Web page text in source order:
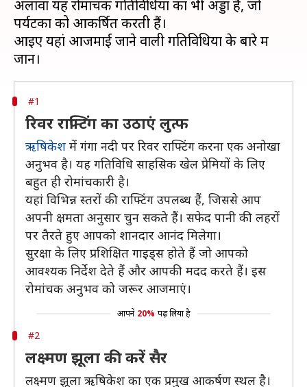
अलावा यह रोमांचक गतिविधियों का भी अड्डा है, जो
पर्यटकों को आकर्षित करती हैं।
आइए यहां आजमाई जाने वाली गतिविधियों के बारे में
#1
रिवर राफ्टिंग का उठाएं लुत्फ
ऋषिकेश में गंगा नदी पर रिवर राफ्टिंग करना एक अनोखा
अनुभव है। यह गतिविधि साहसिक खेल प्रेमियों के लिए
बहुत ही रोमांचकारी है।
यहां विभिन्न स्तरों की राफ्टिंग उपलब्ध हैं, जिससे आप
अपनी क्षमता अनुसार चुन सकते हैं। सफेद पानी की लहरों
पर तैरते हुए आपको शानदार आनंद मिलेगा।
सुरक्षा के लिए प्रशिक्षित गाइड्स होते हैं जो आपको
आवश्यक निर्देश देते हैं और आपकी मदद करते हैं। इस
रोमांचक अनुभव को जरूर आजमाएं।
आपने 20% पढ़ लिया है
#2
लक्ष्मण झूला की करें सैर
लक्ष्मण झूला ऋषिकेश का एक प्रमुख आकर्षण स्थल है।